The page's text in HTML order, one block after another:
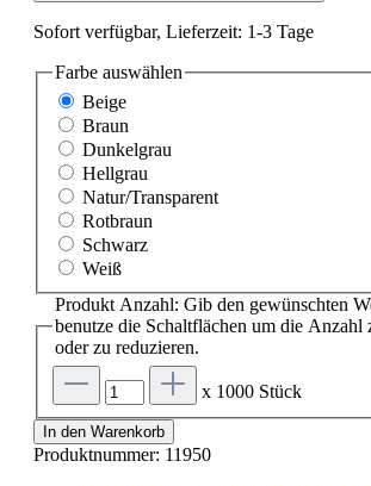
Sofort verfügbar, Lieferzeit: 1-3 Tage
Farbe auswählen
Beige
Braun
Dunkelgrau
Hellgrau
Natur/Transparent
Rotbraun
Schwarz
Weiß
Produkt Anzahl: Gib den gewünschten
benutze die Schaltflächen um die Anzahl
oder zu reduzieren.
x 1000 Stück
In den Warenkorb
Produktnummer: 11950